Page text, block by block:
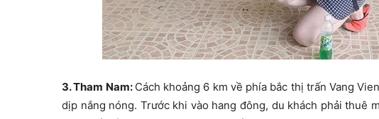
3. Tham Nam: Cách khoảng 6 km về phía bắc thị trấn Vang
dịp nắng nóng. Trước khi vào hang đông, du khách phải thuê